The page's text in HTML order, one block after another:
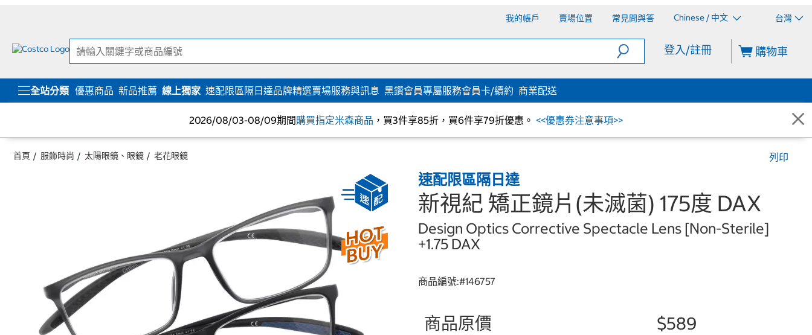
我的帳戶 賣場位置 常見問與答 Chinese / 中文 台灣
登入/註冊 購物車
全站分類 優惠商品 新品推薦 線上獨家 速配限區隔日達品牌精選賣場服務與訊息 黑鑽會員專屬服務會員卡/續約 商業配送
2026/08/03-08/09期間購買指定米森商品 ，買3件享85折，買6件享79折優惠。 <<優惠券注意事項>>
首頁 服飾時尚 太陽眼鏡、眼鏡 老花眼鏡 列印
速配限區隔日達
新視紀 矯正鏡片(未滅菌) 175度 DAX
Design Optics Corrective Spectacle Lens [Non-Sterile]
+1.75 DAX
商品編號:#146757
商品原價 $589